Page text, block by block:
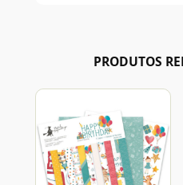
PRODUTOS